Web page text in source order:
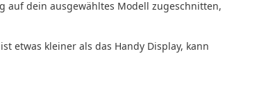
auf dein ausgewähltes Modell zugeschnitten,
etwas kleiner als das Handy Display, kann